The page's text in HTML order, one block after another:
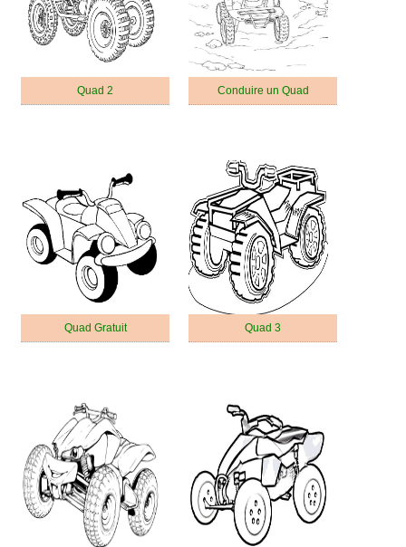
Quad 2 Conduire un Quad
Quad Gratuit Quad 3